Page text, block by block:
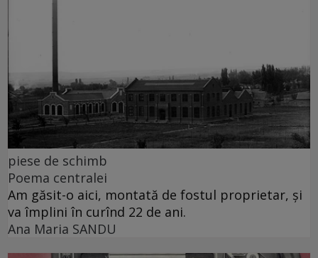
piese de schimb
Poema centralei
Am găsit-o aici, montată de fostul proprietar, și
va împlini în curînd 22 de ani.
Ana Maria SANDU